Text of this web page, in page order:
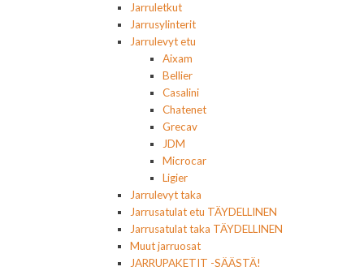
Jarruletkut
Jarrusylinterit
Jarrulevyt etu
Aixam
Bellier
Casalini
Chatenet
Grecav
JDM
Microcar
Ligier
Jarrulevyt taka
Jarrusatulat etu TÄYDELLINEN
Jarrusatulat taka TÄYDELLINEN
Muut jarruosat
JARRUPAKETIT -SÄÄSTÄ!